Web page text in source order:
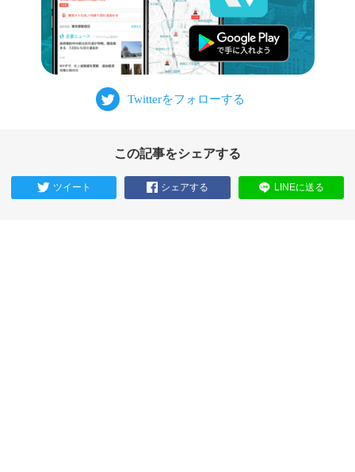
この記事をシェアする
ツイート シェアする LINEに送る